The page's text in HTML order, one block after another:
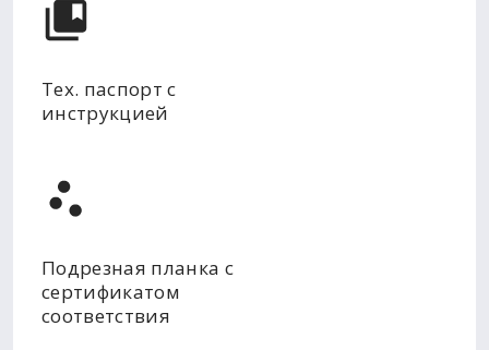
Тех. паспорт с
инструкцией
Подрезная планка с
сертификатом
соответствия